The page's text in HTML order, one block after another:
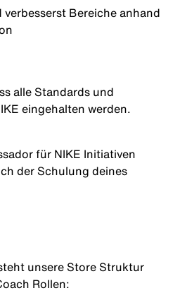
Bereiche anhand
alle Standards und
eingehalten werden.
für NIKE Initiativen
der Schulung deines
unsere Store Struktur
Rollen: